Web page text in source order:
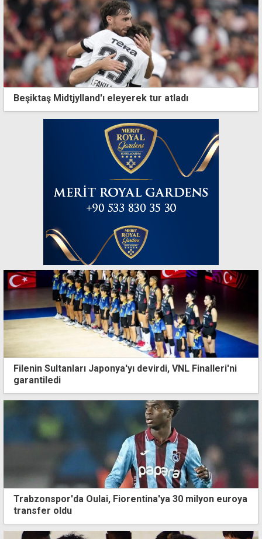
Beşiktaş Midtjylland'ı eleyerek tur atladı
Filenin Sultanları Japonya'yı devirdi, VNL Finalleri'ni
garantiledi
Trabzonspor'da Oulai, Fiorentina'ya 30 milyon euroya
transfer oldu